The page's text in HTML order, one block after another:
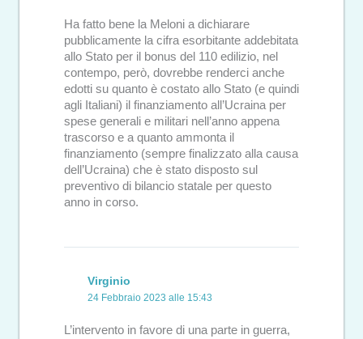
Ha fatto bene la Meloni a dichiarare
pubblicamente la cifra esorbitante addebitata
allo Stato per il bonus del 110 edilizio, nel
contempo, però, dovrebbe renderci anche
edotti su quanto è costato allo Stato (e quindi
agli Italiani) il finanziamento all’Ucraina per
spese generali e militari nell’anno appena
trascorso e a quanto ammonta il
finanziamento (sempre finalizzato alla causa
dell’Ucraina) che è stato disposto sul
preventivo di bilancio statale per questo
anno in corso.
Virginio
24 Febbraio 2023 alle 15:43
L’intervento in favore di una parte in guerra,